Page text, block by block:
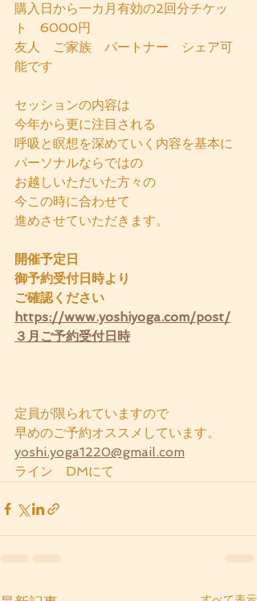
購入日から一カ月有効の2回分チケッ
ト　6000円
友人　ご家族　パートナー　シェア可
能です
セッションの内容は
今年から更に注目される
呼吸と瞑想を深めていく内容を基本に
パーソナルならではの
お越しいただいた方々の
今この時に合わせて
進めさせていただきます。
開催予定日
御予約受付日時より
ご確認ください
https://www.yoshiyoga.com/post/
３月ご予約受付日時
定員が限られていますので
早めのご予約オススメしています。
yoshi.yoga1220@gmail.com
ライン　DMにて